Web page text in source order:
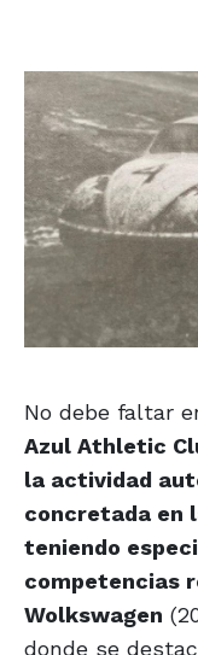
No debe faltar
Azul Athletic
la actividad
concretada en
teniendo
competencias
Wolkswagen
donde se